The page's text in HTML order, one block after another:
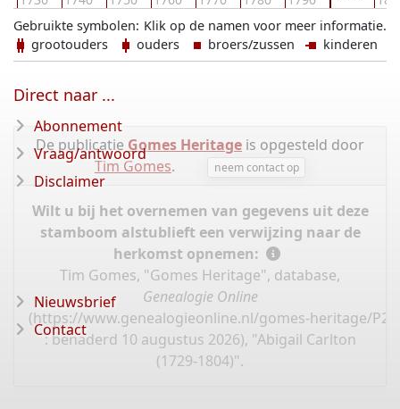
Klik op de namen voor meer informatie.
Gebruikte symbolen:
grootouders
ouders broers/zussen kinderen
De publicatie Gomes Heritage is opgesteld door
Tim Gomes. neem contact op
Wilt u bij het overnemen van gegevens uit deze
stamboom alstublieft een verwijzing naar de
herkomst opnemen:
Tim Gomes, "Gomes Heritage", database,
Genealogie Online
(https://www.genealogieonline.nl/gomes-heritage/
: benaderd 10 augustus 2026), "Abigail Carlton
(1729-1804)".
Direct naar ...
Abonnement
Vraag/antwoord
Disclaimer
Nieuwsbrief
Contact